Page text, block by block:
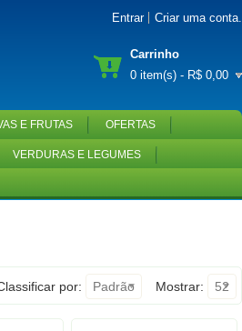
Entrar Criar uma conta.
Carrinho
0 item(s) - R$ 0,00
E FRUTAS OFERTAS
VERDURAS E LEGUMES
Mostrar: 52
por: Padrão